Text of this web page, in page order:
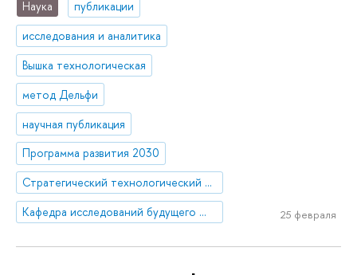
Наука
публикации
исследования и аналитика
Вышка технологическая
метод Дельфи
научная публикация
Программа развития 2030
Стратегический технологический проект «Национальный центр социально-экономического и научно-технологического прогнозирования»
Кафедра исследований будущего ЮНЕСКО
25 февраля